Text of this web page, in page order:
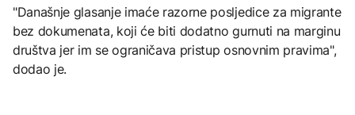
"Današnje glasanje imaće razorne posljedice za migrante
bez dokumenata, koji će biti dodatno gurnuti na marginu
društva jer im se ograničava pristup osnovnim pravima",
dodao je.